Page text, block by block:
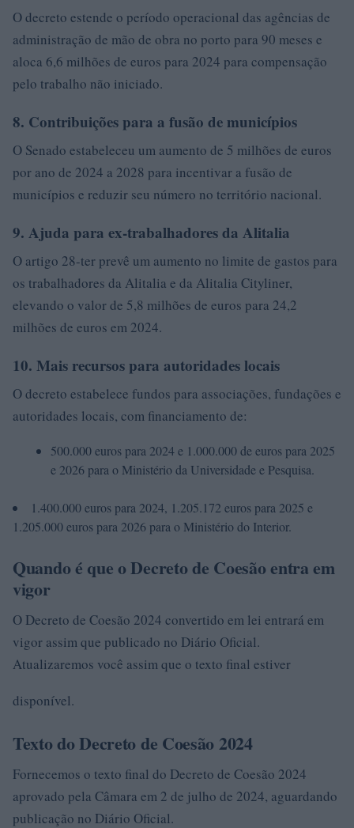
O decreto estende o período operacional das agências de
administração de mão de obra no porto para 90 meses e
aloca 6,6 milhões de euros para 2024 para compensação
pelo trabalho não iniciado.
8. Contribuições para a fusão de municípios
O Senado estabeleceu um aumento de 5 milhões de euros
por ano de 2024 a 2028 para incentivar a fusão de
municípios e reduzir seu número no território nacional.
9. Ajuda para ex-trabalhadores da Alitalia
O artigo 28-ter prevê um aumento no limite de gastos para
os trabalhadores da Alitalia e da Alitalia Cityliner,
elevando o valor de 5,8 milhões de euros para 24,2
milhões de euros em 2024.
10. Mais recursos para autoridades locais
O decreto estabelece fundos para associações, fundações e
autoridades locais, com financiamento de:
500.000 euros para 2024 e 1.000.000 de euros para 2025
e 2026 para o Ministério da Universidade e Pesquisa.
1.400.000 euros para 2024, 1.205.172 euros para 2025 e
1.205.000 euros para 2026 para o Ministério do Interior.
Quando é que o Decreto de Coesão entra em
vigor
O Decreto de Coesão 2024 convertido em lei entrará em
vigor assim que publicado no Diário Oficial.
Atualizaremos você assim que o texto final estiver
disponível.
Texto do Decreto de Coesão 2024
Fornecemos o texto final do Decreto de Coesão 2024
aprovado pela Câmara em 2 de julho de 2024, aguardando
publicação no Diário Oficial.